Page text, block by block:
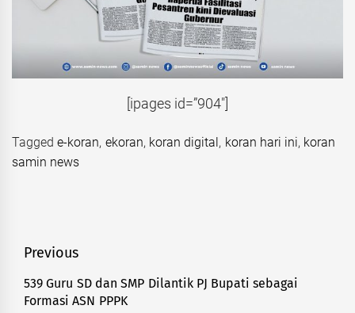
[ipages id=”904″]
Taggede-koran, ekoran, koran digital , koran hari ini, koran
samin news
Navigasi
pos
Previous
Previous
post:
539 Guru SD dan SMP Dilantik PJ Bupati sebagai
Formasi ASN PPPK